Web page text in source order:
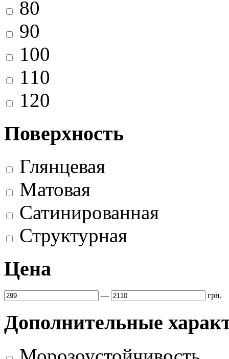
80
90
100
110
120
Поверхность
Глянцевая
Матовая
Сатинированная
Структурная
Цена
— грн.
Дополнительные